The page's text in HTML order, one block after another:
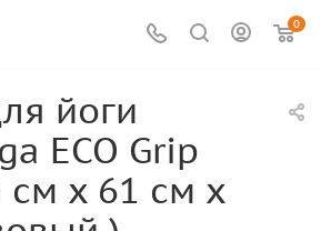
0
йоги
ECO Grip
см х 61 см х